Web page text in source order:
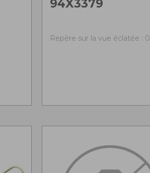
94X3379
Repère sur la vue éclatée : 0